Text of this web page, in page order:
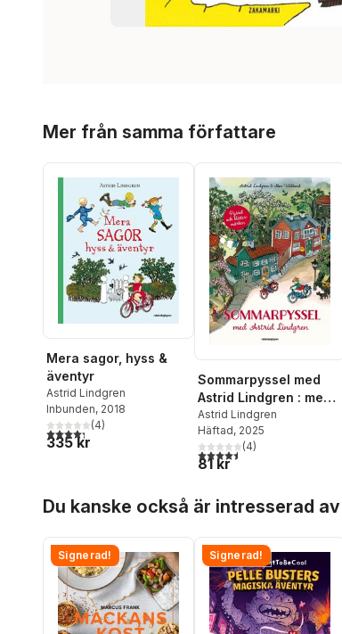
Mer från samma författare
Mera sagor, hyss &
äventyr
Astrid Lindgren
Inbunden, 2018
4,3utav 5 stjärnor. Totalt antal röster:
(4)
335 kr
Sommarpyssel med
Astrid Lindgren : med
klistermärken
Astrid Lindgren
Häftad, 2025
4,5utav 5 stjärnor. Totalt
(4)
81 kr
Du kanske också är intresserad av
Signerad! Signerad!